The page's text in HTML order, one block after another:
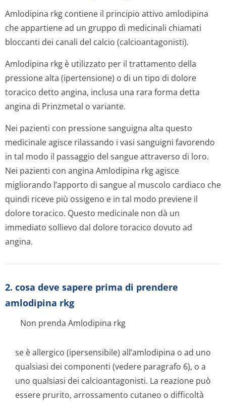
Amlodipina rkg contiene il principio attivo amlodipina
che appartiene ad un gruppo di medicinali chiamati
bloccanti dei canali del calcio (calcioantago­nisti).
Amlodipina rkg è utilizzato per il trattamento della
pressione alta (ipertensione) o di un tipo di dolore
toracico detto angina, inclusa una rara forma detta
angina di Prinzmetal o variante.
Nei pazienti con pressione sanguigna alta questo
medicinale agisce rilassando i vasi sanguigni favorendo
in tal modo il passaggio del sangue attraverso di loro.
Nei pazienti con angina Amlodipina rkg agisce
migliorando l’apporto di sangue al muscolo cardiaco che
quindi riceve più ossigeno e in tal modo previene il
dolore toracico. Questo medicinale non dà un
immediato sollievo dal dolore toracico dovuto ad
angina.
2. cosa deve sapere prima di prendere
amlodipina rkg
Non prenda Amlodipina rkg
se è allergico (ipersensibile) all’amlodipina o ad uno
qualsiasi dei componenti (vedere paragrafo 6), o a
uno qualsiasi dei calcioantagonisti. La reazione può
essere prurito, arrossamento cutaneo o difficoltà